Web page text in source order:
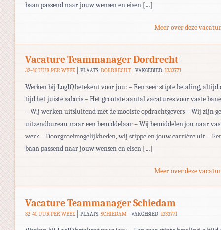
baan passend naar jouw wensen en eisen […]
Meer over deze
Vacature Teammanager Dordrecht
32-40 UUR PER WEEK PLAATS: DORDRECHT VAKGEBIED:1333771
Werken bij LogIQ betekent voor jou: – Een zeer stipte betaling, altijd
tijd het juiste salaris – Het grootste aantal vacatures voor vaste
– Wij werken uitsluitend met de mooiste opdrachtgevers – Wij zijn
uitzendbureau maar een bemiddelaar – Wij bemiddelen jou naar
werk – Doorgroeimogelijkheden, wij stippelen jouw carrière uit –
baan passend naar jouw wensen en eisen […]
Meer over deze
Vacature Teammanager Schiedam
32-40 UUR PER WEEK PLAATS: SCHIEDAM VAKGEBIED:1333771